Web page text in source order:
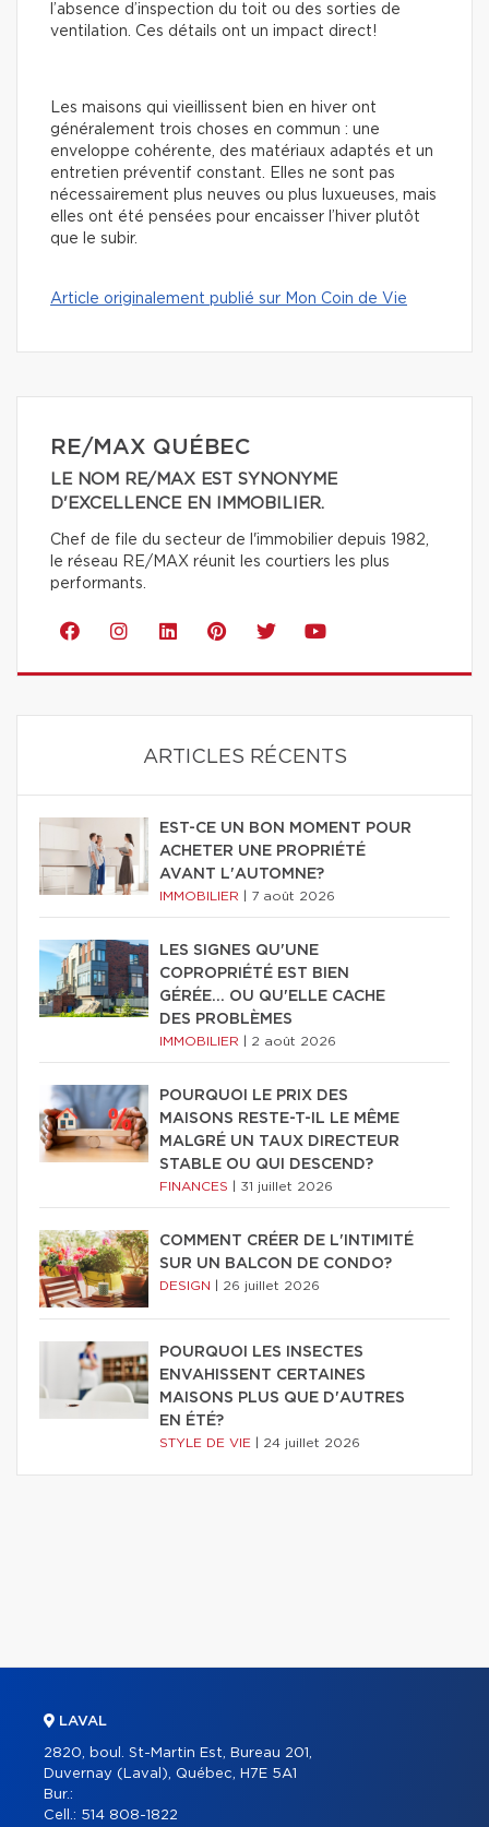
l’absence d’inspection du toit ou des sorties de
ventilation. Ces détails ont un impact direct!
Les maisons qui vieillissent bien en hiver ont
généralement trois choses en commun : une
enveloppe cohérente, des matériaux adaptés et un
entretien préventif constant. Elles ne sont pas
nécessairement plus neuves ou plus luxueuses, mais
elles ont été pensées pour encaisser l’hiver plutôt
que le subir.
Article originalement publié sur Mon Coin de Vie
RE/MAX QUÉBEC
LE NOM RE/MAX EST SYNONYME
D'EXCELLENCE EN IMMOBILIER.
Chef de file du secteur de l'immobilier depuis 1982,
le réseau RE/MAX réunit les courtiers les plus
performants.
ARTICLES RÉCENTS
EST-CE UN BON MOMENT POUR
ACHETER UNE PROPRIÉTÉ
AVANT L'AUTOMNE?
IMMOBILIER 7 août 2026
LES SIGNES QU'UNE
COPROPRIÉTÉ EST BIEN
GÉRÉE… OU QU'ELLE CACHE
DES PROBLÈMES
IMMOBILIER 2 août 2026
POURQUOI LE PRIX DES
MAISONS RESTE-T-IL LE MÊME
MALGRÉ UN TAUX DIRECTEUR
STABLE OU QUI DESCEND?
FINANCES 31 juillet 2026
COMMENT CRÉER DE L'INTIMITÉ
SUR UN BALCON DE CONDO?
DESIGN 26 juillet 2026
POURQUOI LES INSECTES
ENVAHISSENT CERTAINES
MAISONS PLUS QUE D'AUTRES
EN ÉTÉ?
STYLE DE VIE 24 juillet 2026
LAVAL
2820, boul. St-Martin Est, Bureau 201,
Duvernay (Laval), Québec, H7E 5A1
Bur.:
Cell.: 514 808-1822